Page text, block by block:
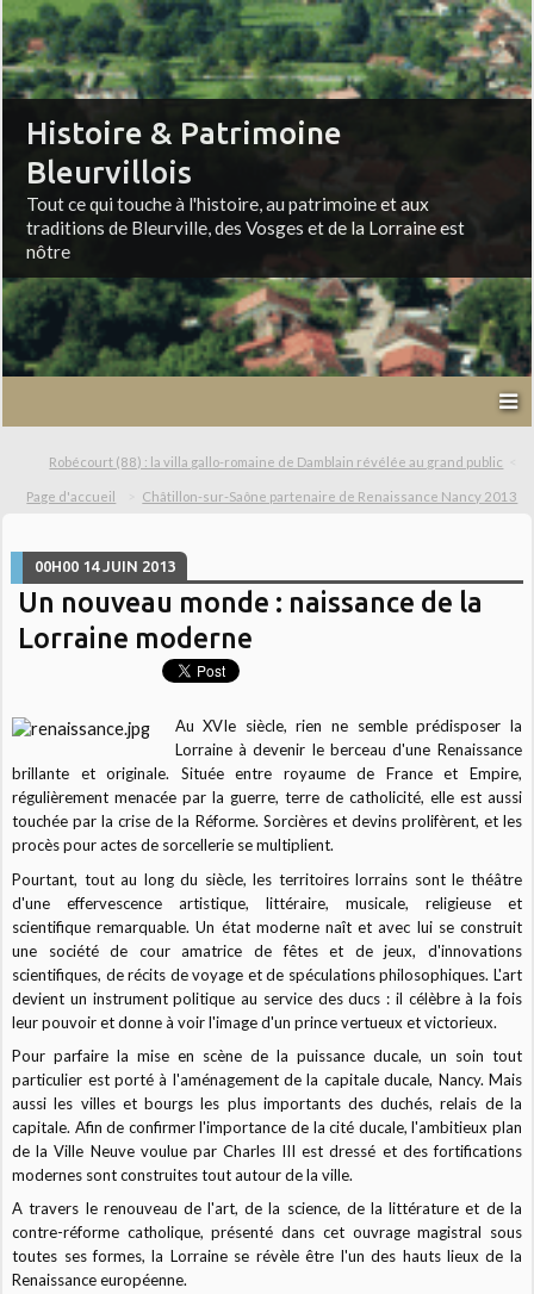
Histoire & Patrimoine
Bleurvillois
Tout ce qui touche à l'histoire, au patrimoine et aux
traditions de Bleurville, des Vosges et de la Lorraine est
nôtre
Robécourt (88) : la villa gallo-romaine de Damblain révélée au grand public
Page d'accueil Châtillon-sur-Saône partenaire de Renaissance Nancy 2013
00H00 14 JUIN 2013
Un nouveau monde : naissance de la
Lorraine moderne
Au XVIe siècle, rien ne semble prédisposer la
Lorraine à devenir le berceau d'une Renaissance
brillante et originale. Située entre royaume de France et Empire,
régulièrement menacée par la guerre, terre de catholicité, elle est aussi
touchée par la crise de la Réforme. Sorcières et devins prolifèrent, et les
procès pour actes de sorcellerie se multiplient.
Pourtant, tout au long du siècle, les territoires lorrains sont le théâtre
d'une effervescence artistique, littéraire, musicale, religieuse et
scientifique remarquable. Un état moderne naît et avec lui se construit
une société de cour amatrice de fêtes et de jeux, d'innovations
scientifiques, de récits de voyage et de spéculations philosophiques. L'art
devient un instrument politique au service des ducs : il célèbre à la fois
leur pouvoir et donne à voir l'image d'un prince vertueux et victorieux.
Pour parfaire la mise en scène de la puissance ducale, un soin tout
particulier est porté à l'aménagement de la capitale ducale, Nancy. Mais
aussi les villes et bourgs les plus importants des duchés, relais de la
capitale. Afin de confirmer l'importance de la cité ducale, l'ambitieux plan
de la Ville Neuve voulue par Charles III est dressé et des fortifications
modernes sont construites tout autour de la ville.
A travers le renouveau de l'art, de la science, de la littérature et de la
contre-réforme catholique, présenté dans cet ouvrage magistral sous
toutes ses formes, la Lorraine se révèle être l'un des hauts lieux de la
Renaissance européenne.